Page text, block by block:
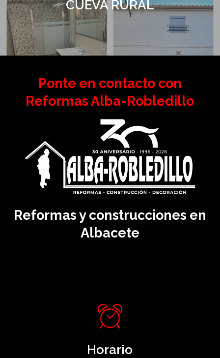
CUEVA RURAL
Ponte en contacto con
Reformas Alba-Robledillo
Reformas y construcciones en
Albacete
Horario